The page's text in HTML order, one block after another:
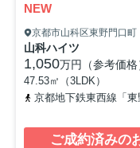
NEW
京都市山科区東野門口町
山科ハイツ
1,050万円（参考価格
47.53㎡（3LDK）
京都地下鉄東西線「
ご成約済みの